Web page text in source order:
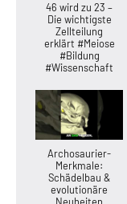
46 wird zu 23 –
Die wichtigste
Zellteilung
erklärt #Meiose
#Bildung
#Wissenschaft
Archosaurier-
Merkmale:
Schädelbau &
evolutionäre
Neuheiten